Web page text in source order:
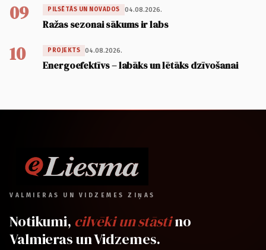
09 PILSĒTĀS UN NOVADOS 04.08.2026.
Ražas sezonai sākums ir labs
10 PROJEKTS 04.08.2026.
Energoefektīvs – labāks un lētāks dzīvošanai
VALMIERAS UN VIDZEMES ZIŅAS
Notikumi, cilvēki un stāstino
Valmieras un Vidzemes.